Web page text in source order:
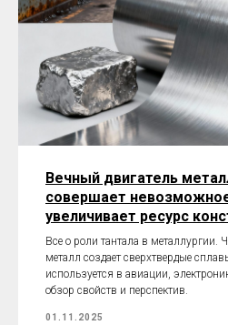
Вечный двигатель
совершает
увеличивает ресурс
Все о роли тантала в металлургии.
металл создает сверхтвердые
используется в авиации,
обзор свойств и перспектив.
01.11.2025